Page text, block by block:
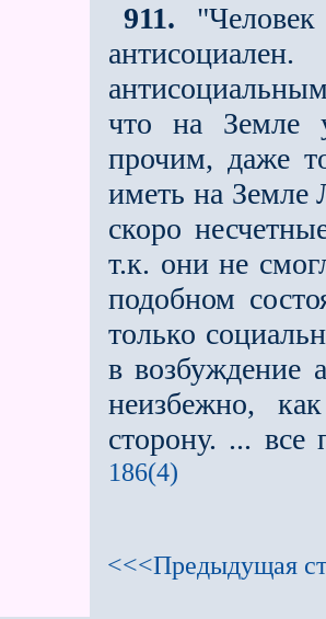
911.
что на Земле
прочим, даже
иметь на Земле
скоро
т.к. они не
подобном
только
в возбуждение
неизбежно,
сторону. ... всe
186(4)
<<<Предыдущая